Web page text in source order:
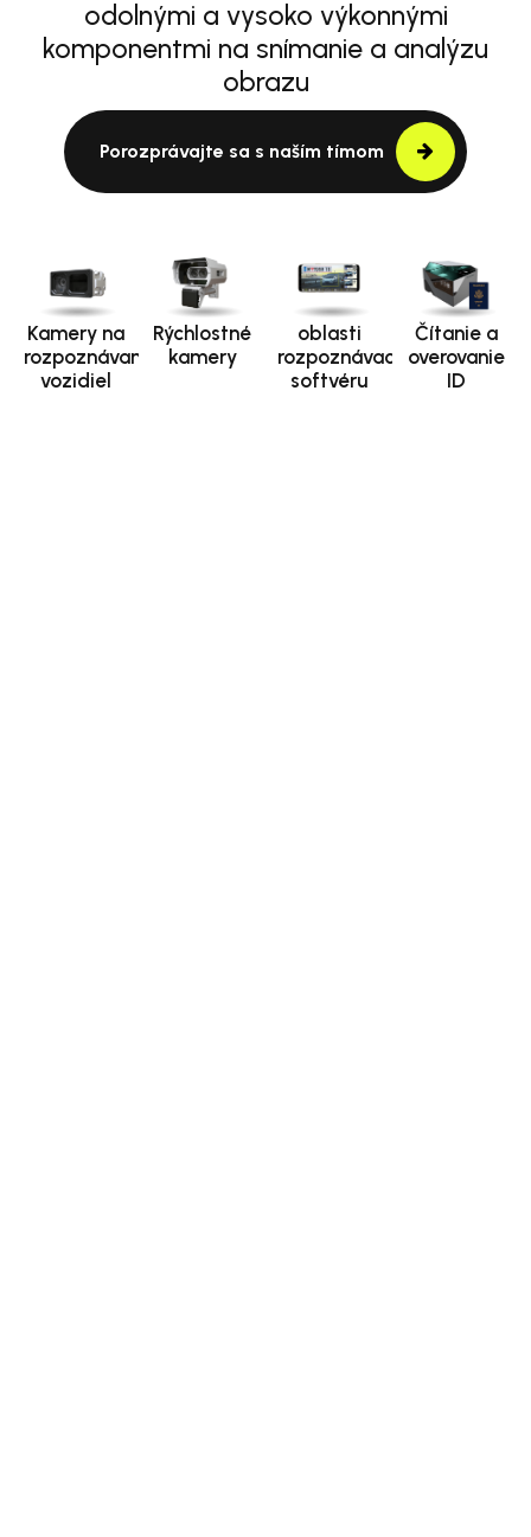
odolnými a vysoko výkonnými
komponentmi na snímanie a analýzu
obrazu
Porozprávajte sa s naším tímom
Kamery na
rozpoznávanie
vozidiel
Rýchlostné
kamery
oblasti
rozpoznávacieho
softvéru
Čítanie a
overovanie
ID